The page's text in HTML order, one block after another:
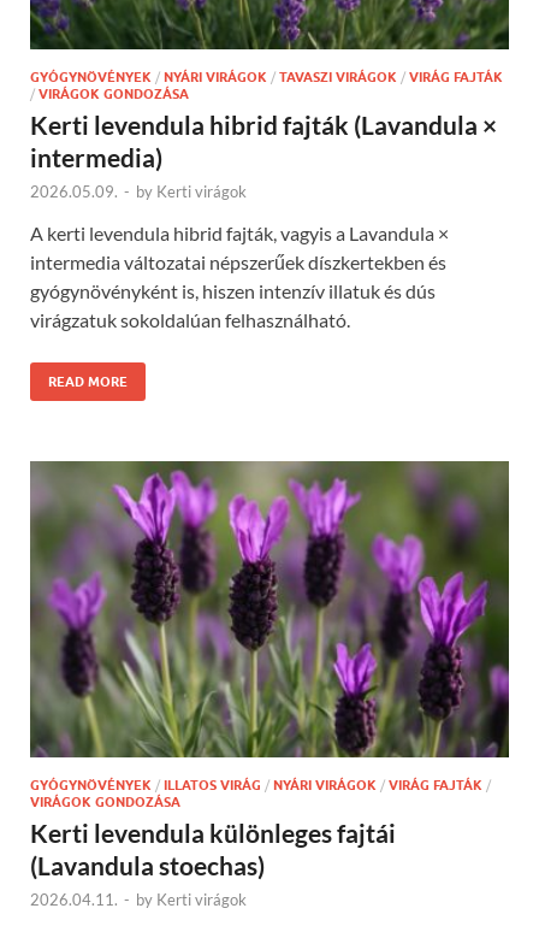
GYÓGYNÖVÉNYEK / NYÁRI VIRÁGOK / TAVASZI VIRÁGOK / VIRÁG FAJTÁK
/ VIRÁGOK GONDOZÁSA
Kerti levendula hibrid fajták (Lavandula ×
intermedia)
2026.05.09. - by Kerti virágok
A kerti levendula hibrid fajták, vagyis a Lavandula ×
intermedia változatai népszerűek díszkertekben és
gyógynövényként is, hiszen intenzív illatuk és dús
virágzatuk sokoldalúan felhasználható.
READ MORE
GYÓGYNÖVÉNYEK / ILLATOS VIRÁG / NYÁRI VIRÁGOK / VIRÁG FAJTÁK /
VIRÁGOK GONDOZÁSA
Kerti levendula különleges fajtái
(Lavandula stoechas)
2026.04.11. - by Kerti virágok